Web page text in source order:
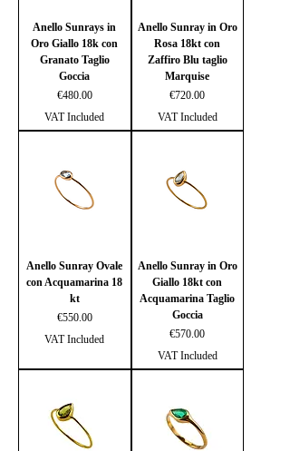
Anello Sunrays in
Oro Giallo 18k con
Granato Taglio
Goccia
Price
€480.00
VAT Included
Anello Sunray in Oro
Rosa 18kt con
Zaffiro Blu taglio
Marquise
Price
€720.00
VAT Included
Anello Sunray Ovale
con Acquamarina 18
kt
Price
€550.00
VAT Included
Anello Sunray in Oro
Giallo 18kt con
Acquamarina Taglio
Goccia
Price
€570.00
VAT Included